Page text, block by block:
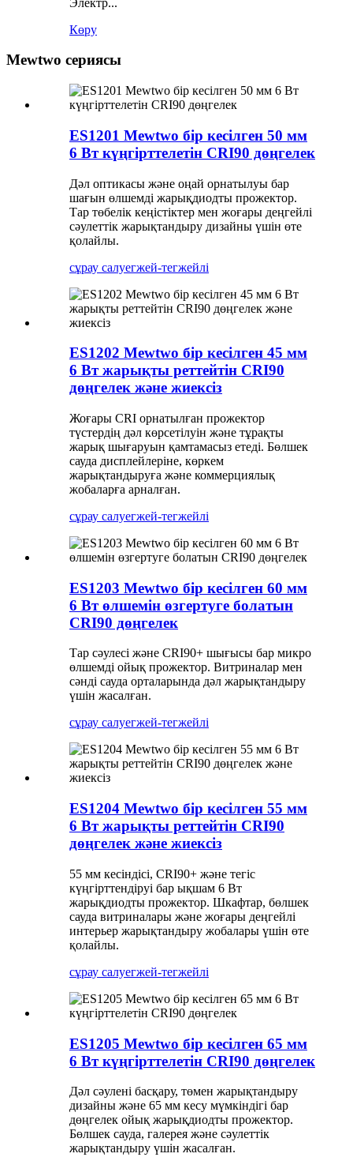
Көру
Mewtwo сериясы
ES1201 Mewtwo бір кесілген 50 мм
6 Вт күңгірттелетін CRI90 дөңгелек
Дәл оптикасы және оңай орнатылуы бар
шағын өлшемді жарықдиодты прожектор.
Тар төбелік кеңістіктер мен жоғары деңгейлі
сәулеттік жарықтандыру дизайны үшін өте
қолайлы.
сұрау салуегжей-тегжейлі
ES1202 Mewtwo бір кесілген 45 мм
6 Вт жарықты реттейтін CRI90
дөңгелек және жиексіз
Жоғары CRI орнатылған прожектор
түстердің дәл көрсетілуін және тұрақты
жарық шығаруын қамтамасыз етеді. Бөлшек
сауда дисплейлеріне, көркем
жарықтандыруға және коммерциялық
жобаларға арналған.
сұрау салуегжей-тегжейлі
ES1203 Mewtwo бір кесілген 60 мм
6 Вт өлшемін өзгертуге болатын
CRI90 дөңгелек
Тар сәулесі және CRI90+ шығысы бар микро
өлшемді ойық прожектор. Витриналар мен
сәнді сауда орталарында дәл жарықтандыру
үшін жасалған.
сұрау салуегжей-тегжейлі
ES1204 Mewtwo бір кесілген 55 мм
6 Вт жарықты реттейтін CRI90
дөңгелек және жиексіз
55 мм кесіндісі, CRI90+ және тегіс
күңгірттендіруі бар ықшам 6 Вт
жарықдиодты прожектор. Шкафтар, бөлшек
сауда витриналары және жоғары деңгейлі
интерьер жарықтандыру жобалары үшін өте
қолайлы.
сұрау салуегжей-тегжейлі
ES1205 Mewtwo бір кесілген 65 мм
6 Вт күңгірттелетін CRI90 дөңгелек
Дәл сәулені басқару, төмен жарықтандыру
дизайны және 65 мм кесу мүмкіндігі бар
дөңгелек ойық жарықдиодты прожектор.
Бөлшек сауда, галерея және сәулеттік
жарықтандыру үшін жасалған.